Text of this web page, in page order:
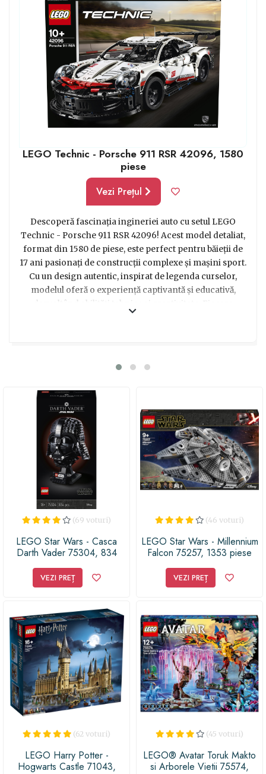
LEGO Technic - Porsche 911 RSR 42096, 1580
piese
Vezi Prețul
Descoperă fascinația ingineriei auto cu setul LEGO
Technic - Porsche 911 RSR 42096! Acest model detaliat,
format din 1580 de piese, este perfect pentru băieții de
17 ani pasionați de construcții complexe și mașini sport.
Cu un design autentic, inspirat de legenda curselor,
modelul oferă o experiență captivantă și educativă,
dezvoltând abilități tehnice și creativitate. Fiecare
(69 voturi)
LEGO Star Wars - Casca
Darth Vader 75304, 834
VEZI PREȚ
(46 voturi)
LEGO Star Wars - Millennium
Falcon 75257, 1353 piese
VEZI PREȚ
(62 voturi)
LEGO Harry Potter -
Hogwarts Castle 71043,
(45 voturi)
LEGO® Avatar Toruk Makto
si Arborele Vietii 75574,